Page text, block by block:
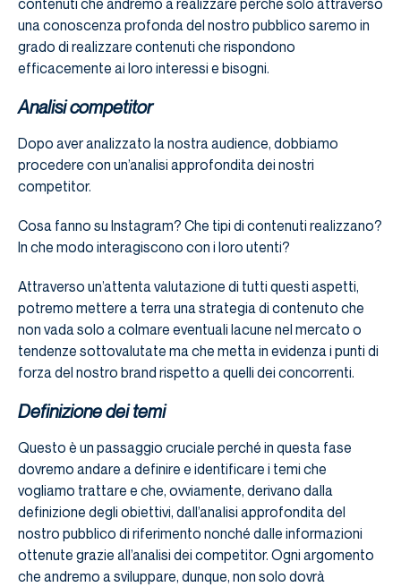
una conoscenza profonda del nostro pubblico saremo in
grado di realizzare contenuti che rispondono
efficacemente ai loro interessi e bisogni.
Analisi competitor
Dopo aver analizzato la nostra audience, dobbiamo
procedere con un’analisi approfondita dei nostri
competitor.
Cosa fanno su Instagram? Che tipi di contenuti realizzano?
In che modo interagiscono con i loro utenti?
Attraverso un’attenta valutazione di tutti questi aspetti,
potremo mettere a terra una strategia di contenuto che
non vada solo a colmare eventuali lacune nel mercato o
tendenze sottovalutate ma che metta in evidenza i punti di
forza del nostro brand rispetto a quelli dei concorrenti.
Definizione dei temi
Questo è un passaggio cruciale perché in questa fase
dovremo andare a definire e identificare i temi che
vogliamo trattare e che, ovviamente, derivano dalla
definizione degli obiettivi, dall’analisi approfondita del
nostro pubblico di riferimento nonché dalle informazioni
ottenute grazie all’analisi dei competitor. Ogni argomento
che andremo a sviluppare, dunque, non solo dovrà